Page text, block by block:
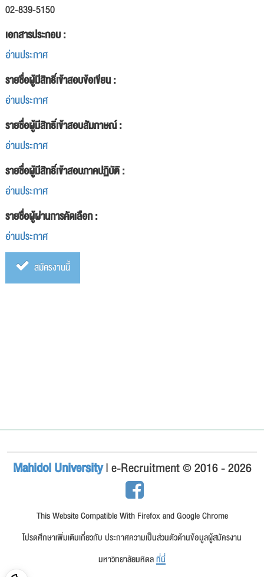
02-839-5150
เอกสารประกอบ :
อ่านประกาศ
รายชื่อผู้มีสิทธิ์เข้าสอบข้อเขียน :
อ่านประกาศ
รายชื่อผู้มีสิทธิ์เข้าสอบสัมภาษณ์ :
อ่านประกาศ
รายชื่อผู้มีสิทธิ์เข้าสอบภาคปฏิบัติ :
อ่านประกาศ
รายชื่อผู้ผ่านการคัดเลือก :
อ่านประกาศ
สมัครงานนี้
Mahidol University| e-Recruitment © 2016 - 2026
This Website Compatible With Firefox and Google Chrome
โปรดศึกษาเพิ่มเติมเกี่ยวกับ ประกาศความเป็นส่วนตัวด้านข้อมูลผู้สมัครงาน
มหาวิทยาลัยมหิดลที่นี่